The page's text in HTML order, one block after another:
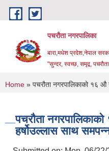
Skip to main content
पचरौता नगरपालिका
बारा,मधेश प्रदेश,नेपाल
"सुन्दर, स्वच्छ, समृद्व,
You are here
Home » पचरौता नगरपालिकाको १६ औ
पचरौता
हर्षोउल्लास साथ